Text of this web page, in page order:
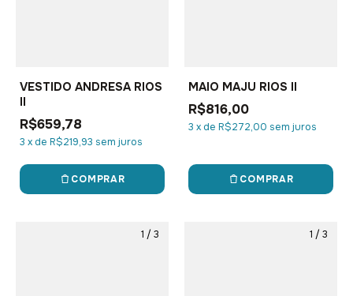
VESTIDO ANDRESA RIOS
II
R$659,78
3 xde R$219,93 sem juros
COMPRAR
MAIO MAJU RIOS II
R$816,00
3 xde R$272,00 sem juros
COMPRAR
1 / 3 1 / 3